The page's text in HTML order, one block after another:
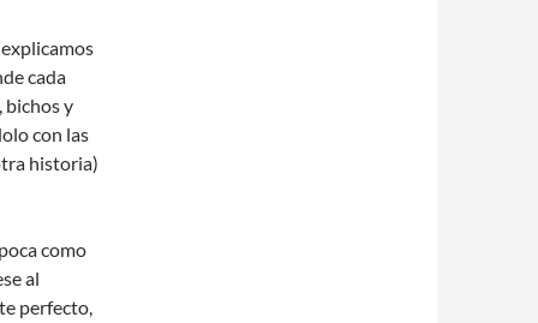
cada
bichos y
con las
historia)
como
al
perfecto,